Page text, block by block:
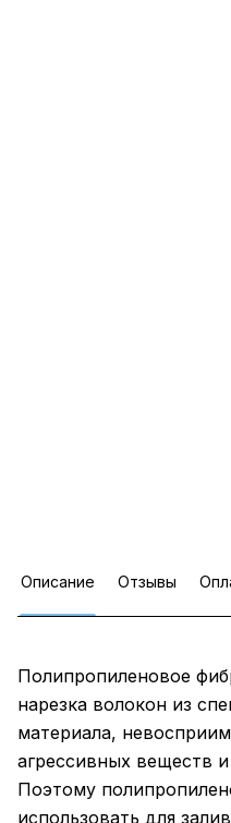
Описание Отзывы
Полипропиленовое
нарезка волокон из
материала,
агрессивных веществ
Поэтому
использовать для